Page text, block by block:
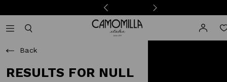
Camomilla Italia®
Back
RESULTS FOR NULL